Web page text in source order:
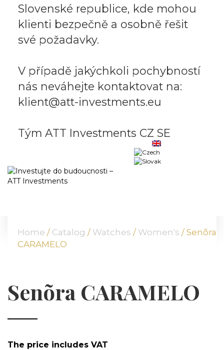
Slovenské republice, kde mohou
klienti bezpečně a osobně řešit
své požadavky.
V případě jakýchkoli pochybností
nás neváhejte kontaktovat na:
klient@att-investments.eu
Tým ATT Investments CZ SE
OUR OFFER
MEDIA
CONTACT
Home / Catalog / Watches / Women's / Senõra
CARAMELO
Senõra CARAMELO
The price includes VAT